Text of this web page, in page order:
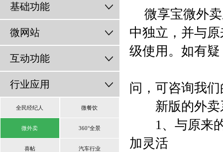
基础功能
微网站
互动功能
行业应用
全民经纪人 微餐饮
微外卖 360°全景
喜帖 汽车行业
微享宝微外
中独立，并与
级使用。如有疑
问，可咨询我
新版的外卖
1、与原来的
加灵活